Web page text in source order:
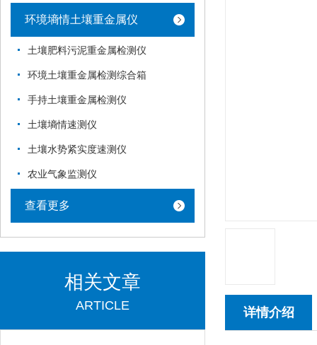
环境墒情土壤重金属仪
土壤肥料污泥重金属检测仪
环境土壤重金属检测综合箱
手持土壤重金属检测仪
土壤墒情速测仪
土壤水势紧实度速测仪
农业气象监测仪
查看更多
相关文章
ARTICLE 详情介绍